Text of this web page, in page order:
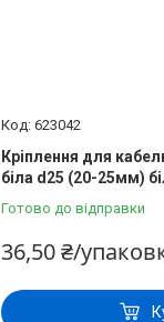
623042
Кріплення для
біла d25 (20-25мм)
Готово до відправки
36,50 ₴/